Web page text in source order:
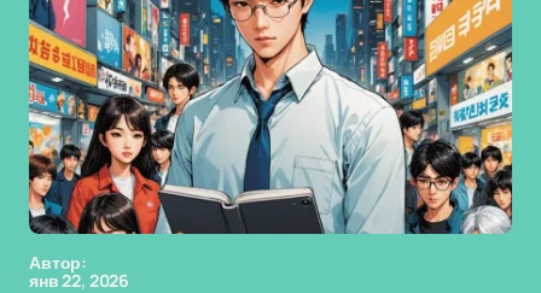
Автор:
янв 22, 2026